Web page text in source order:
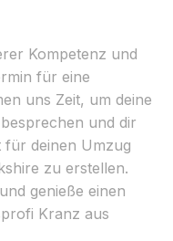
Kompetenz und
für eine
uns Zeit, um deine
und dir
für deinen Umzug
zu erstellen.
genieße einen
Kranz aus